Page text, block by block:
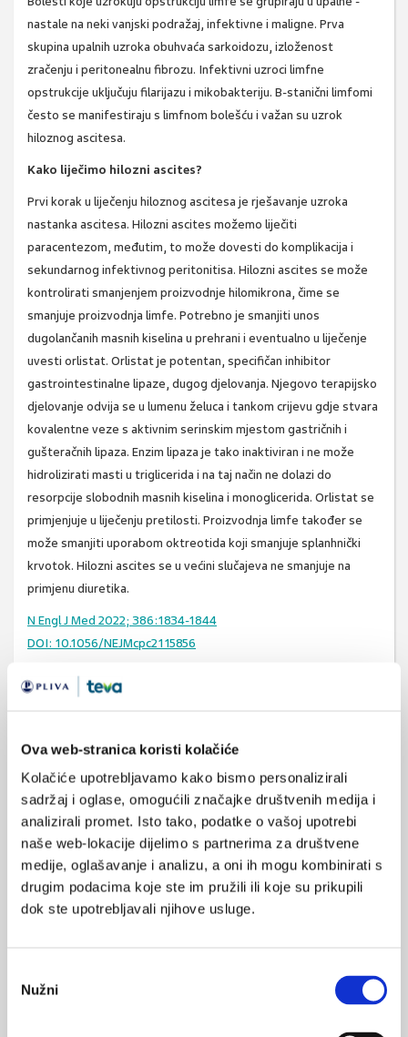
Ova web-stranica koristi kolačiće
Kolačiće upotrebljavamo kako bismo personalizirali
sadržaj i oglase, omogućili značajke društvenih medija i
analizirali promet. Isto tako, podatke o vašoj upotrebi
naše web-lokacije dijelimo s partnerima za društvene
medije, oglašavanje i analizu, a oni ih mogu kombinirati s
drugim podacima koje ste im pružili ili koje su prikupili
dok ste upotrebljavali njihove usluge.
pristanka
Nužni
nastale na neki vanjski podražaj, infektivne i maligne. Prva
skupina upalnih uzroka obuhvaća sarkoidozu, izloženost
zračenju i peritonealnu fibrozu. Infektivni uzroci limfne
opstrukcije uključuju filarijazu i mikobakteriju. B-stanični limfomi
često se manifestiraju s limfnom bolešću i važan su uzrok
hiloznog ascitesa.
Kako liječimo hilozni ascites?
Prvi korak u liječenju hiloznog ascitesa je rješavanje uzroka
nastanka ascitesa. Hilozni ascites možemo liječiti
paracentezom, međutim, to može dovesti do komplikacija i
sekundarnog infektivnog peritonitisa. Hilozni ascites se može
kontrolirati smanjenjem proizvodnje hilomikrona, čime se
smanjuje proizvodnja limfe. Potrebno je smanjiti unos
dugolančanih masnih kiselina u prehrani i eventualno u liječenje
uvesti orlistat. Orlistat je potentan, specifičan inhibitor
gastrointestinalne lipaze, dugog djelovanja. Njegovo terapijsko
djelovanje odvija se u lumenu želuca i tankom crijevu gdje stvara
kovalentne veze s aktivnim serinskim mjestom gastričnih i
gušteračnih lipaza. Enzim lipaza je tako inaktiviran i ne može
hidrolizirati masti u triglicerida i na taj način ne dolazi do
resorpcije slobodnih masnih kiselina i monoglicerida. Orlistat se
primjenjuje u liječenju pretilosti. Proizvodnja limfe također se
može smanjiti uporabom oktreotida koji smanjuje splanhnički
krvotok. Hilozni ascites se u većini slučajeva ne smanjuje na
primjenu diuretika.
N Engl J Med 2022; 386:1834-1844
DOI: 10.1056/NEJMcpc2115856
portalna hipertenzija
hilozni ascites hilomikroni
orlistat zatajivanje srca
kongestivni simptomi
POVRATAK
NA VRH
VEZANI SADRŽAJ